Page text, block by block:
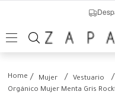
Mujer Vestuario
Orgánico Mujer Menta Gris